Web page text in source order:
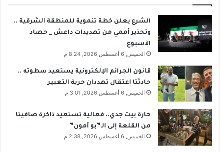
الشرع يعلن خطة تنموية للمنطقة الشرقية ..
وتحذير أممي من تهديدات داعش _ حصاد
الأسبوع
الخميس, 6 أغسطس 2026, 8:24 م
قانون الجرائم الإلكترونية يستعيد سطوته ..
حادثتا اعتقال تهددان حرية التعبير
الخميس, 6 أغسطس 2026, 3:01 م
حارة بيت جدي.. فعالية تستعيد ذاكرة صافيتا
من القلعة إلى الـ”بو آمون”
الخميس, 6 أغسطس 2026, 2:38 م